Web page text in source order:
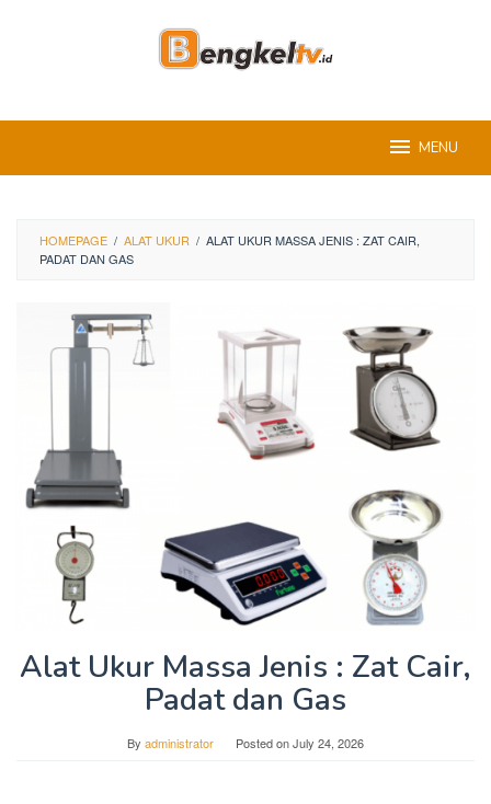
MENU
HOMEPAGE / ALAT UKUR / ALAT UKUR MASSA JENIS : ZAT CAIR,
PADAT DAN GAS
Alat Ukur Massa Jenis : Zat Cair,
Padat dan Gas
By administrator Posted onJuly 24, 2026